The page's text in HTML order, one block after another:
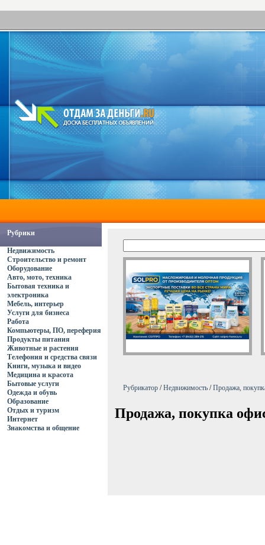
Рубрики
Недвижимость
Строительство и ремонт
Оборудование
Авто, мото, техника
Бытовая техника и
электроника
Мебель, интерьер
Услуги для бизнеса
Работа
Компьютеры, ПО, переферия
Продукты питания
Животные и растения
Телефония и средства связи
Книги, музыка и видео
Медицина и красота
Бытовые услуги
Одежда и обувь
Образование
Отдых и туризм
Интернет
Знакомства и общение
Рубрикатор /Недвижимость /Продажа,
Продажа, покупка